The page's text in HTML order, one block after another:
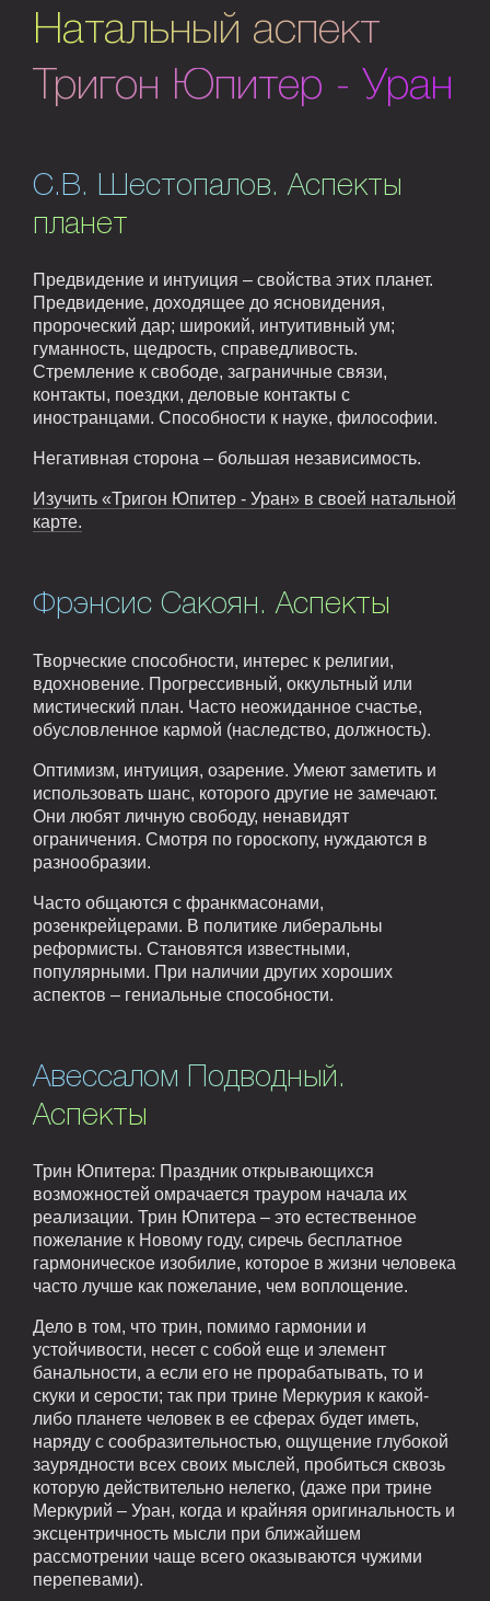
Натальный аспект
Тригон Юпитер - Уран
С.В. Шестопалов. Аспекты
планет
Предвидение и интуиция – свойства этих планет.
Предвидение, доходящее до ясновидения,
пророческий дар; широкий, интуитивный ум;
гуманность, щедрость, справедливость.
Стремление к свободе, заграничные связи,
контакты, поездки, деловые контакты с
иностранцами. Способности к науке, философии.
Негативная сторона – большая независимость.
Изучить «Тригон Юпитер - Уран» в своей натальной
карте.
Фрэнсис Сакоян. Аспекты
Творческие способности, интерес к религии,
вдохновение. Прогрессивный, оккультный или
мистический план. Часто неожиданное счастье,
обусловленное кармой (наследство, должность).
Оптимизм, интуиция, озарение. Умеют заметить и
использовать шанс, которого другие не замечают.
Они любят личную свободу, ненавидят
ограничения. Смотря по гороскопу, нуждаются в
разнообразии.
Часто общаются с франкмасонами,
розенкрейцерами. В политике либеральны
реформисты. Становятся известными,
популярными. При наличии других хороших
аспектов – гениальные способности.
Авессалом Подводный.
Аспекты
Трин Юпитера: Праздник открывающихся
возможностей омрачается трауром начала их
реализации. Трин Юпитера – это естественное
пожелание к Новому году, сиречь бесплатное
гармоническое изобилие, которое в жизни человека
часто лучше как пожелание, чем воплощение.
Дело в том, что трин, помимо гармонии и
устойчивости, несет с собой еще и элемент
банальности, а если его не прорабатывать, то и
скуки и серости; так при трине Меркурия к какой-
либо планете человек в ее сферах будет иметь,
наряду с сообразительностью, ощущение глубокой
заурядности всех своих мыслей, пробиться сквозь
которую действительно нелегко, (даже при трине
Меркурий – Уран, когда и крайняя оригинальность и
эксцентричность мысли при ближайшем
рассмотрении чаще всего оказываются чужими
перепевами).